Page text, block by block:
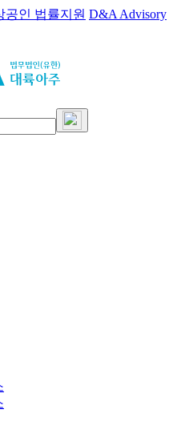
공인 법률지원 D&A Advisory